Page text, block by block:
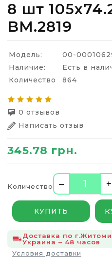
8 шт
BM.2819
Модель:
00-
Наличие:
Есть в
Количество
864
0 отзывов
Написать отзыв
345.78 грн.
Количество – +
КУПИТЬ
Доставка по
Украина – 48 часов
Условия доставки